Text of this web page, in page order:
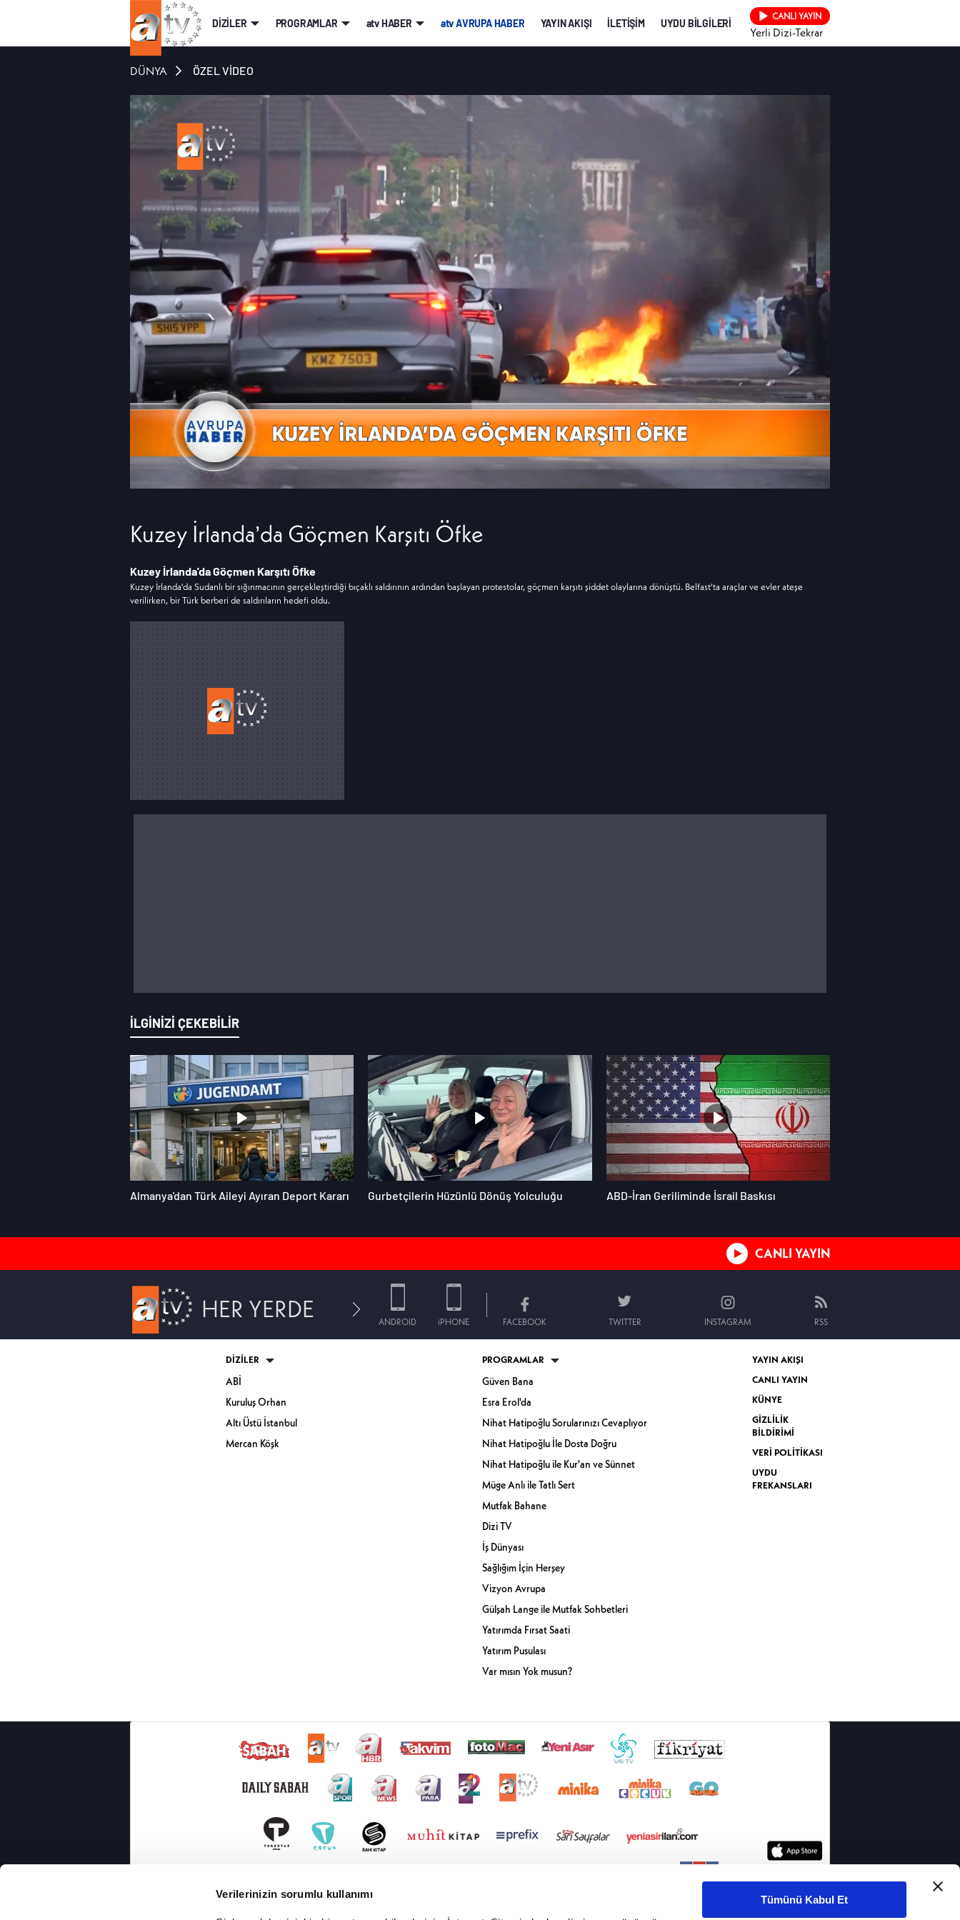
Verilerinizin sorumlu kullanımı Tümünü Kabul Et
DİZİLER PROGRAMLAR atv HABER atv AVRUPA HABER YAYIN AKIŞI İLETİŞİM UYDU BİLGİLERİ
CANLI YAYIN
Yerli Dizi-Tekrar
DÜNYA ÖZEL VİDEO
Kuzey İrlanda’da Göçmen Karşıtı Öfke
Kuzey İrlanda'da Göçmen Karşıtı Öfke
Kuzey İrlanda'da Sudanlı bir sığınmacının gerçekleştirdiği bıçaklı saldırının ardından başlayan protestolar, göçmen karşıtı şiddet olaylarına dönüştü. Belfast'ta araçlar ve evler ateşe
verilirken, bir Türk berberi de saldırıların hedefi oldu.
İLGİNİZİ ÇEKEBİLİR
Almanya'dan Türk Aileyi Ayıran Deport Kararı Gurbetçilerin Hüzünlü Dönüş Yolculuğu ABD-İran Geriliminde İsrail Baskısı
CANLI YAYIN
HER YERDE ANDROID iPHONE FACEBOOK TWITTER INSTAGRAM RSS
DİZİLER
ABİ
Kuruluş Orhan
Altı Üstü İstanbul
Mercan Köşk
PROGRAMLAR
Güven Bana
Esra Erol'da
Nihat Hatipoğlu Sorularınızı Cevaplıyor
Nihat Hatipoğlu İle Dosta Doğru
Nihat Hatipoğlu ile Kur'an ve Sünnet
Müge Anlı ile Tatlı Sert
Mutfak Bahane
Dizi TV
İş Dünyası
Sağlığım İçin Herşey
Vizyon Avrupa
Gülşah Lange ile Mutfak Sohbetleri
Yatırımda Fırsat Saati
Yatırım Pusulası
Var mısın Yok musun?
YAYIN AKIŞI
CANLI YAYIN
KÜNYE
GİZLİLİK
BİLDİRİMİ
VERİ POLİTİKASI
UYDU
FREKANSLARI